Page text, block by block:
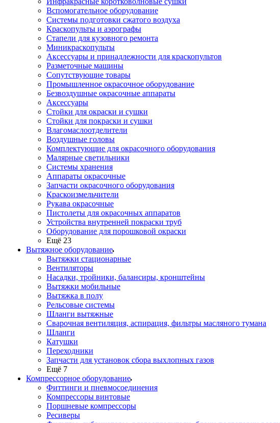
Вспомогательное оборудование
Системы подготовки сжатого воздуха
Краскопульты и аэрографы
Стапели для кузовного ремонта
Миникраскопульты
Аксессуары и принадлежности для краскопультов
Разметочные машины
Сопутствующие товары
Промышленное окрасочное оборудование
Безвоздушные окрасочные аппараты
Аксессуары
Стойки для окраски и сушки
Стойки для покраски и сушки
Влагомаслоотделители
Воздушные головы
Комплектующие для окрасочного оборудования
Малярные светильники
Системы хранения
Аппараты окрасочные
Запчасти окрасочного оборудования
Краскоизмельчители
Рукава окрасочные
Пистолеты для окрасочных аппаратов
Устройства внутренней покраски труб
Оборудование для порошковой окраски
Ещё 23
Вытяжное оборудование
Вытяжки стационарные
Вентиляторы
Насадки, тройники, балансиры, кронштейны
Вытяжки мобильные
Вытяжка в полу
Рельсовые системы
Шланги вытяжные
Сварочная вентиляция, аспирация, фильтры масляного тумана
Шланги
Катушки
Переходники
Запчасти для установок сбора выхлопных газов
Ещё 7
Компрессорное оборудование
Фиттинги и пневмосоединения
Компрессоры винтовые
Поршневые компрессоры
Ресиверы